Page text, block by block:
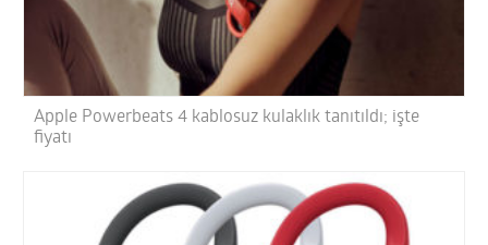
Apple Powerbeats 4 kablosuz kulaklık tanıtıldı; işte
fiyatı